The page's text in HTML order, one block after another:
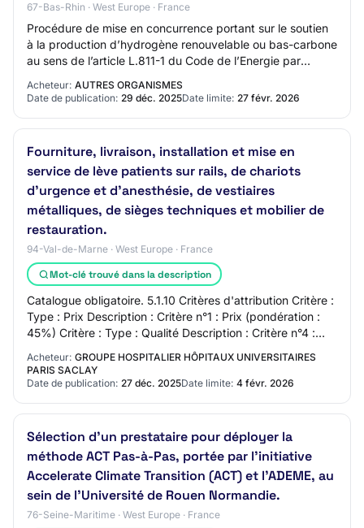
67-Bas-Rhin · West Europe · France
Procédure de mise en concurrence portant sur le soutien
à la production d’hydrogène renouvelable ou bas-carbone
au sens de l’article L.811-1 du Code de l’Energie par
Acheteur: AUTRES ORGANISMES
Date de publication: 29 déc. 2025Date limite: 27 févr. 2026
Fourniture, livraison, installation et mise en
service de lève patients sur rails, de chariots
d'urgence et d'anesthésie, de vestiaires
métalliques, de sièges techniques et mobilier de
restauration.
94-Val-de-Marne · West Europe · France
Mot-clé trouvé dans la description
Catalogue obligatoire. 5.1.10 Critères d'attribution Critère :
Type : Prix Description : Critère n°1 : Prix (pondération :
45%) Critère : Type : Qualité Description : Critère n°4 :
Acheteur: GROUPE HOSPITALIER HÔPITAUX UNIVERSITAIRES
PARIS SACLAY
Date de publication: 27 déc. 2025Date limite: 4 févr. 2026
Sélection d'un prestataire pour déployer la
méthode ACT Pas-à-Pas, portée par l'initiative
Accelerate Climate Transition (ACT) et l'ADEME, au
sein de l'Université de Rouen Normandie.
76-Seine-Maritime · West Europe · France